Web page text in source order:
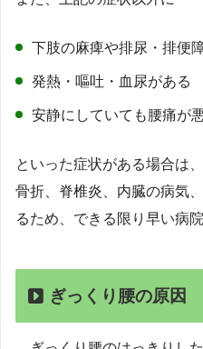
下肢の麻痺や排尿・排便
発熱・嘔吐・血尿がある
安静にしていても腰痛が
といった症状がある場合は
骨折、脊椎炎、内臓の病気
るため、できる限り早い病
ぎっくり腰の原因